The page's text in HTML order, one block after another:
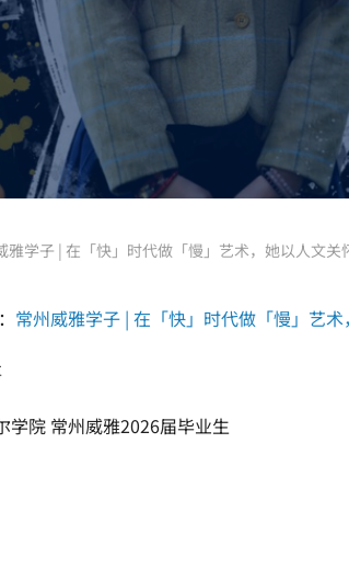
雅学子 | 在「快」时代做「慢」艺术，她以人文关
常州威雅学子 | 在「快」时代做「慢」艺
学院 常州威雅2026届毕业生